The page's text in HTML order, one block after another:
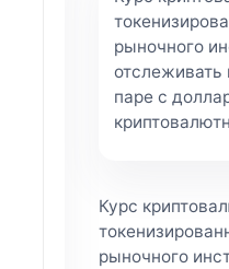
рыночного
отслеживать
паре с
Курс
рыночного